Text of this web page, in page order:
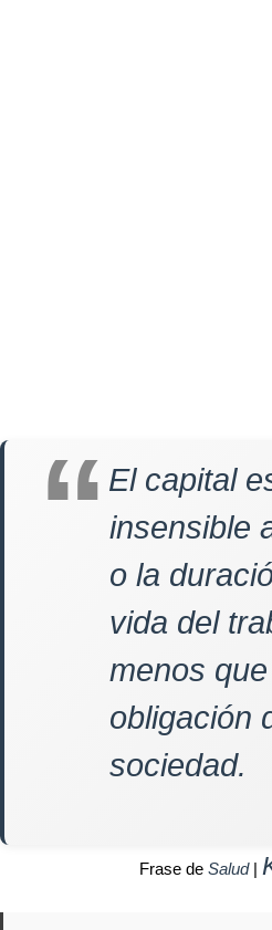
El capital
insensible
o la
vida del
menos
obligación
sociedad.
Frase de Salud|